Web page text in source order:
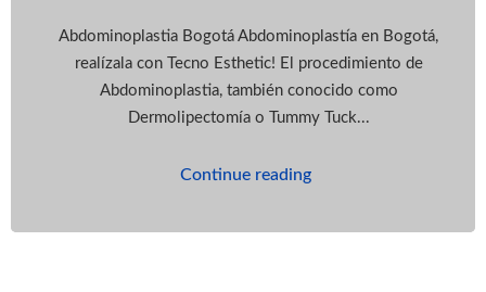
Abdominoplastia Bogotá Abdominoplastía en Bogotá,
realízala con Tecno Esthetic! El procedimiento de
Abdominoplastia, también conocido como
Dermolipectomía o Tummy Tuck...
Continue reading